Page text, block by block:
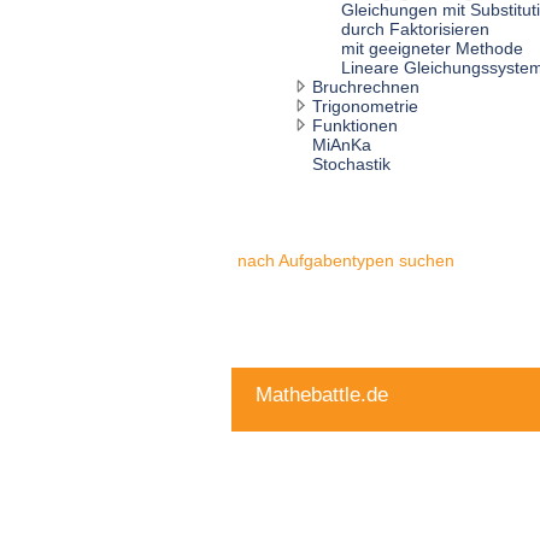
Gleichungen mit
durch Faktorisieren
mit geeigneter Methode
Lineare
Bruchrechnen
Trigonometrie
Funktionen
MiAnKa
Stochastik
nach Aufgabentypen suchen
Mathebattle.de